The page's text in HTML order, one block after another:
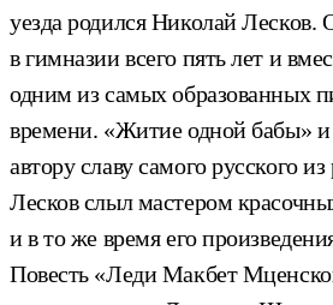
уезда родился Николай Лесков.
в гимназии всего пять лет и
одним из самых образованных
времени. «Житие одной бабы»
автору славу самого русского
Лесков слыл мастером
и в то же время его
Повесть «Леди Макбет